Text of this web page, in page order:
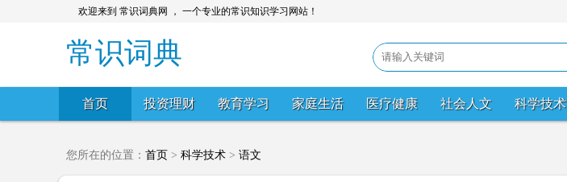
欢迎来到 常识词典网 ， 一个专业的常识知识学习网站！
常识词典
首页 投资理财 教育学习 家庭生活 医疗健康 社会人文 科学技术
您所在的位置： 首页 > 科学技术 > 语文